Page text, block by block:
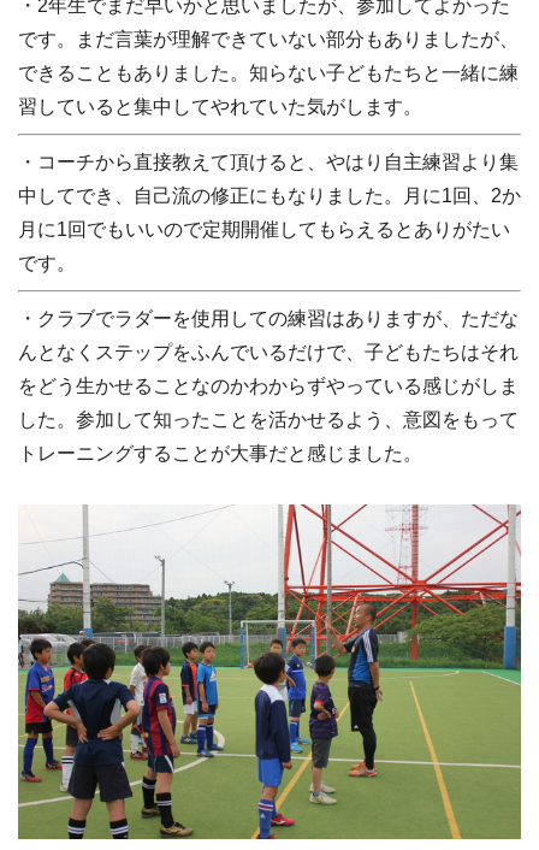
・2年生でまだ早いかと思いましたが、参加してよかった
です。まだ言葉が理解できていない部分もありましたが、
できることもありました。知らない子どもたちと一緒に練
習していると集中してやれていた気がします。
・コーチから直接教えて頂けると、やはり自主練習より集
中してでき、自己流の修正にもなりました。月に1回、2か
月に1回でもいいので定期開催してもらえるとありがたい
です。
・クラブでラダーを使用しての練習はありますが、ただな
んとなくステップをふんでいるだけで、子どもたちはそれ
をどう生かせることなのかわからずやっている感じがしま
した。参加して知ったことを活かせるよう、意図をもって
トレーニングすることが大事だと感じました。